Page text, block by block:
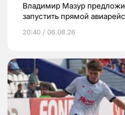
Владимир Мазур
запустить прямой
20:40 / 06.08.26